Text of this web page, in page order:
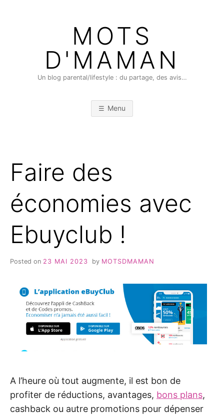
MOTS
D'MAMAN
Un blog parental/lifestyle : du partage, des avis…
Menu
Faire des
économies avec
Ebuyclub !
Posted on 23 MAI 2023 by MOTSDMAMAN
A l’heure où tout augmente, il est bon de
profiter de réductions, avantages, bons plans,
cashback ou autre promotions pour dépenser